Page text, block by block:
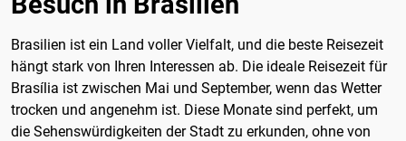
Brasilien ist ein Land voller Vielfalt, und die beste Reisezeit
hängt stark von Ihren Interessen ab. Die ideale Reisezeit für
Brasília ist zwischen Mai und September, wenn das Wetter
trocken und angenehm ist. Diese Monate sind perfekt, um
die Sehenswürdigkeiten der Stadt zu erkunden, ohne von